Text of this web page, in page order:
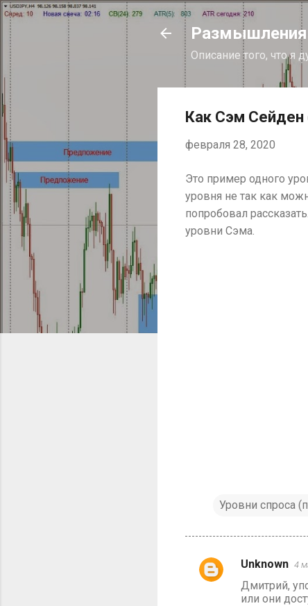
Размышления
Описание того, что я
Как Сэм Сейден
февраля 28, 2020
Это пример одного
уровня не так как
попробовал
уровни Сэма.
Уровни спроса
К
Unknown 4
Дмитрий,
или они